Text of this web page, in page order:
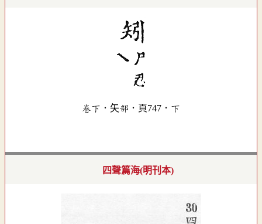
卷下．矢部．頁747．下
四聲篇海(明刊本)